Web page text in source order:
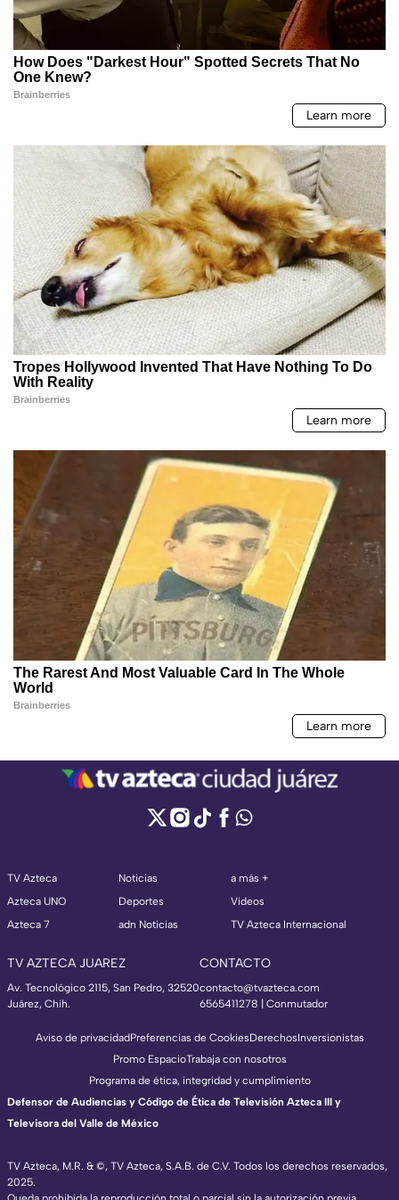
TV Azteca
Azteca UNO
Azteca 7
Noticias
Deportes
adn Noticias
a más +
Videos
TV Azteca Internacional
TV AZTECA JUAREZ
Av. Tecnológico 2115, San Pedro, 32520
Juárez, Chih.
CONTACTO
contacto@tvazteca.com
6565411278 | Conmutador
TV Azteca, M.R. & ©, TV Azteca, S.A.B. de C.V. Todos los derechos reservados,
2025.
Aviso de privacidadPreferencias de CookiesDerechosInversionistas
Promo EspacioTrabaja con nosotros
Programa de ética, integridad y cumplimiento
Defensor de Audiencias y Código de Ética de Televisión Azteca III y
Televisora del Valle de México